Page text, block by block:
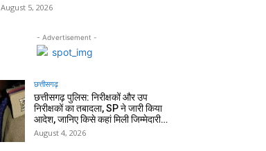
August 5, 2026
- Advertisement -
छत्तीसगढ़
छत्तीसगढ़ पुलिस: निरीक्षकों और उप
निरीक्षकों का तबादला, SP ने जारी किया
आदेश, जानिए किसे कहां मिली जिम्मेदारी…
August 4, 2026